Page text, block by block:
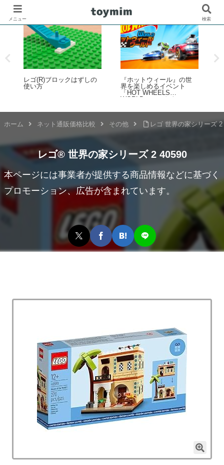
クはずしの
『ホットウィール』の世
界を楽しめるイベント
WORLD（ホットウィール
定！2026年7月15日～20日
歴代レゴ(R)モジュラ
ルディング 建物セッ
覧まとめ（2026年最
版）
ホーム ネット通販価格比較 その他 レゴ 世界の家シリーズ 2
レゴ® 世界の家シリーズ 2 40590
本ページには事業者が提供する商品情報などに基づく
プロモーション、広告が含まれています。
メニュー 検索